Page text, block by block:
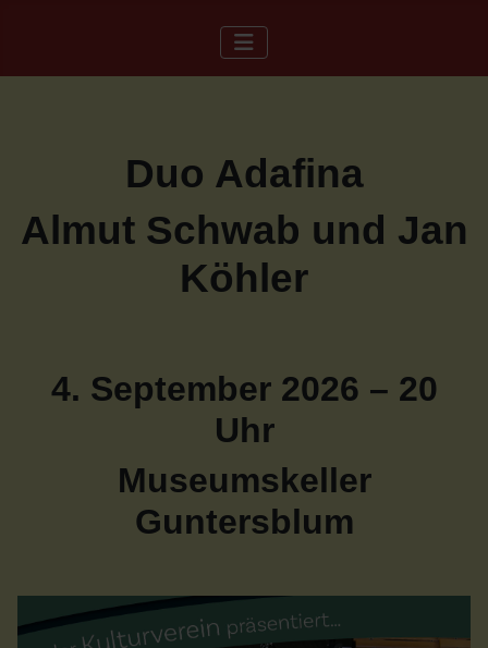
Duo Adafina
Almut Schwab und Jan
Köhler
4. September 2026 – 20
Uhr
Museumskeller
Guntersblum